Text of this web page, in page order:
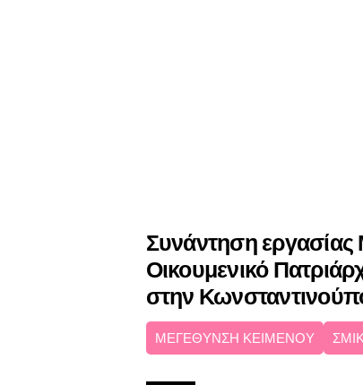
Συνάντηση
Οικουμενικό
στην
ΜΕΓΕΘΥΝΣΗ ΚΕΙΜΕΝΟΥ